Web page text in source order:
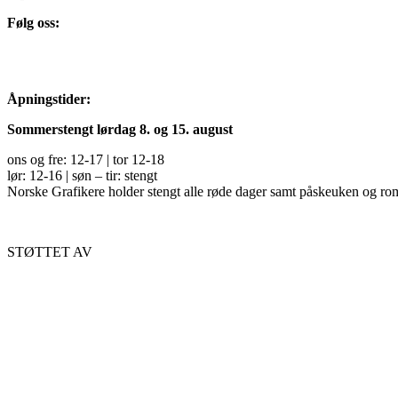
Følg oss:
Åpningstider:
Sommerstengt lørdag 8. og 15. august
ons og fre: 12-17 | tor 12-18
lør: 12-16 | søn – tir: stengt
Norske Grafikere holder stengt alle røde dager samt påskeuken og
STØTTET AV